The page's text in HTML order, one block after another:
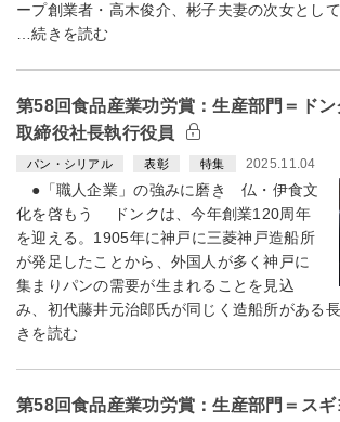
ープ創業者・高木俊介、彬子夫妻の次女とし
…続きを読む
第58回食品産業功労賞：生産部門＝ド
取締役社長執行役員
パン・シリアル 表彰 特集 2025.11.04
●「職人企業」の強みに磨き 仏・伊食文
化を啓もう ドンクは、今年創業120周年
を迎える。1905年に神戸に三菱神戸造船所
が発足したことから、外国人が多く神戸に
集まりパンの需要が生まれることを見込
み、初代藤井元治郎氏が同じく造船所がある
きを読む
第58回食品産業功労賞：生産部門＝ス